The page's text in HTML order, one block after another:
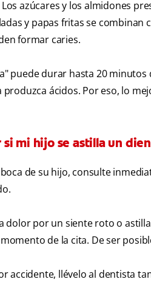
azúcares y los almidones
y papas fritas se combinan
formar caries.
puede durar hasta 20
produzca ácidos. Por eso, lo
si mi hijo se astilla un
de su hijo, consulte
dolor por un siente roto o
de la cita. De ser
accidente, llévelo al dentista